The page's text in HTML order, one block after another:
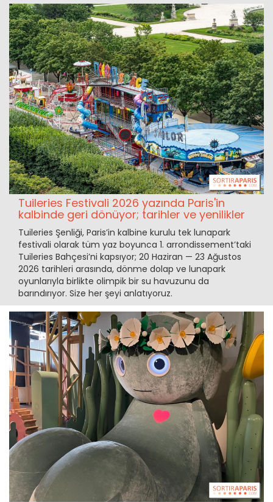
Tuileries Festivali 2026 yazında Paris'in
kalbinde geri dönüyor; tarihler ve yenilikler
Tuileries Şenliği, Paris’in kalbine kurulu tek lunapark
festivali olarak tüm yaz boyunca 1. arrondissement’taki
Tuileries Bahçesi’ni kapsıyor; 20 Haziran — 23 Ağustos
2026 tarihleri arasında, dönme dolap ve lunapark
oyunlarıyla birlikte olimpik bir su havuzunu da
barındırıyor. Size her şeyi anlatıyoruz.